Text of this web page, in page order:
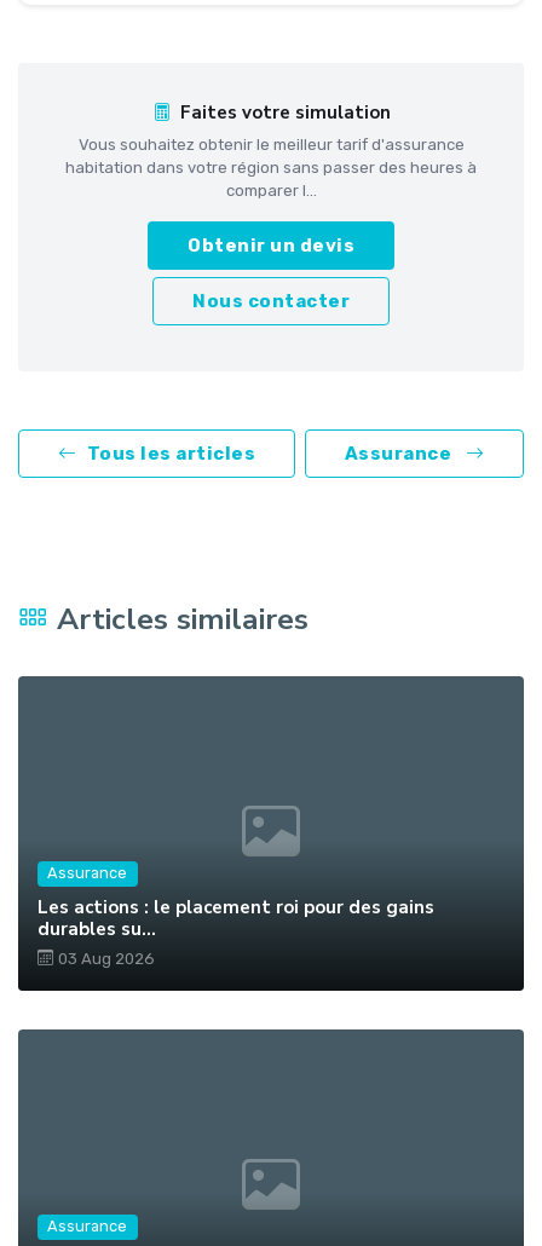
Faites votre simulation
Vous souhaitez obtenir le meilleur tarif d'assurance
habitation dans votre région sans passer des heures à
comparer l...
Obtenir un devis
Nous contacter
Tous les articles Assurance
Articles similaires
Assurance
Les actions : le placement roi pour des gains
durables su...
03 Aug 2026
Assurance